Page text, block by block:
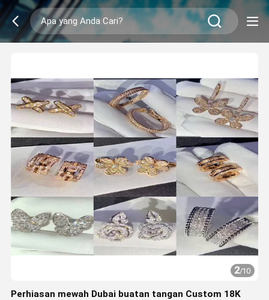
2/10
Perhiasan mewah Dubai buatan tangan Custom 18K